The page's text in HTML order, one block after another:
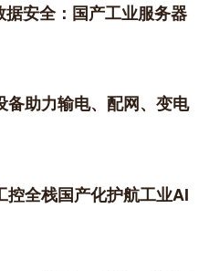
安全：国产工业服务器
备助力输电、配网、变电
控全栈国产化护航工业AI